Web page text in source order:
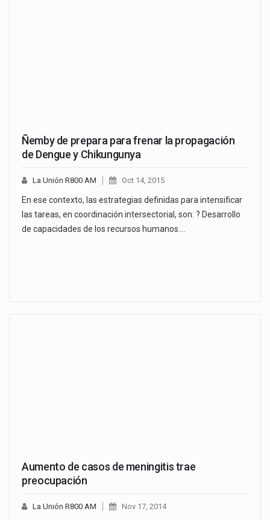
Ñemby de prepara para frenar la propagación
de Dengue y Chikungunya
La Unión R800 AM Oct 14, 2015
En ese contexto, las estrategias definidas para intensificar
las tareas, en coordinación intersectorial, son: ? Desarrollo
de capacidades de los recursos humanos.…
Aumento de casos de meningitis trae
preocupación
La Unión R800 AM Nov 17, 2014